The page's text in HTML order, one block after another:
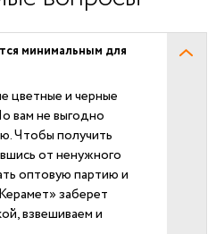
минимальным для
цветные и черные
вам не выгодно
Чтобы получить
от ненужного
оптовую партию и
заберет
взвешиваем и